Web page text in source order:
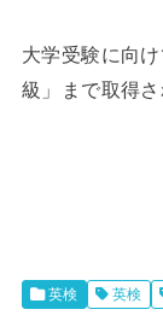
大学受験に向
級」まで取得
英検 英検